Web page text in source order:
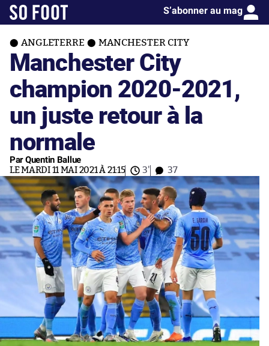
S’abonner au mag
ANGLETERRE MANCHESTER CITY
Manchester City
champion 2020-2021,
un juste retour à la
normale
Par Quentin Ballue
LE MARDI 11 MAI 2021 À 21:15 3' 37